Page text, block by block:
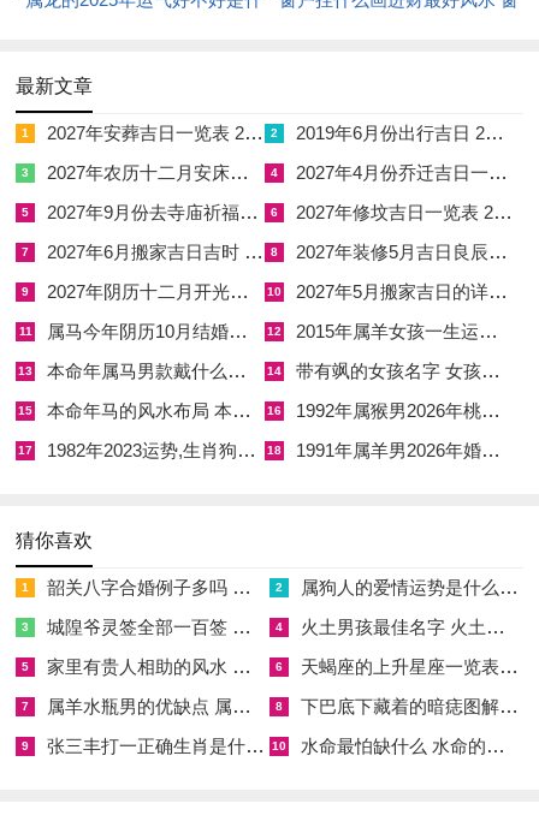
置柜。若日柱与家主年柱相冲，如寅申冲主事业动荡，则需另择
有命主于凶日搬迁后频生口角，此乃日辰冲夫妻宫之应，故择日
时需结合八字夫妻星强弱。
搬迁流程与禁忌详解
生肖适配乃搬迁根基，属虎者避开冲猴日，因寅申冲主驿马频
动，易致居无定所；属蛇者逢巳亥冲需防病符扰宅，可于入宅时
携带艾草熏香。能量强化之法，动土用朱砂红纸书“山神保佑”埋
于院角，安床时以桃木梳梳理床褥，主睡眠安宁。人际协同中邀
请贵人属相参与尤为紧要：辰龙与酉鸡为六盒贵人若搬迁日逢龙
日，象征薪火相传。尤须留意，搬迁途中若遇殡葬队伍，需绕道
搬家避坑指南
冲煞主冲突阻碍，若日辰冲家主生肖则百事不宜，如子午冲易引
聚，需备满粮缸再入宅。雷公诉讼日忌安门安灶，若误触此日则
2025年属龙人的全年运势
最新文章
1 2027年安葬吉日一览表 2027年12月安葬吉日一览表 2 2019年6月份出行吉日 2027年6月出行吉日一览表
3 2027年农历十二月安床吉日 2027年正月安床吉日吉时查询 4 2027年4月份乔迁吉日一览表 2027年4月乔迁吉日吉时查询
5 2027年9月份去寺庙祈福的日子 2027年5月去寺庙吉日一览表 6 2027年修坟吉日一览表 2027年农历2月修坟吉日一览表
7 2027年6月搬家吉日吉时 2027年农历6月搬家吉日一览表 8 2027年装修5月吉日良辰查询表 2027年农历5月装修吉日一览表
9 2027年阴历十二月开光吉日 2027年12月开光吉日一览表 10 2027年5月搬家吉日的详细解释 2027年5月搬家吉日吉时查询
11 属马今年阴历10月结婚好吗 属马还有几年本命年结婚呢好吗 12 2015年属羊女孩一生运势 2015年属羊女2026年健康运好吗
13 本命年属马男款戴什么财神 本命年属马男士戴什么好一点 14 带有飒的女孩名字 女孩取名字带飒字有什么名字好听
15 本命年马的风水布局 本命年马的佛像怎么摆放 16 1992年属猴男2026年桃花运 1992年属猴男2026年感情运如何
17 1982年2023运势,生肖狗1982年2023运势 18 1991年属羊男2026年婚姻运势 1991年属羊男2026年感情运如何
猜你喜欢
1 韶关八字合婚例子多吗 韶关八字测风水 2 属狗人的爱情运势是什么意思 属狗的人爱情观
3 城隍爷灵签全部一百签 城隍爷灵签解签大全 4 火土男孩最佳名字 火土属性的字男孩名字有哪些
5 家里有贵人相助的风水 家里有贵人是什么意思 6 天蝎座的上升星座一览表 天蝎座的上升星座查询
7 属羊水瓶男的优缺点 属羊水瓶座男生性格爱情观 8 下巴底下藏着的暗痣图解 下巴尖底下有痣代表什么
9 张三丰打一正确生肖是什么意思 张三丰是指什么生肖 10 水命最怕缺什么 水命的人忌什么